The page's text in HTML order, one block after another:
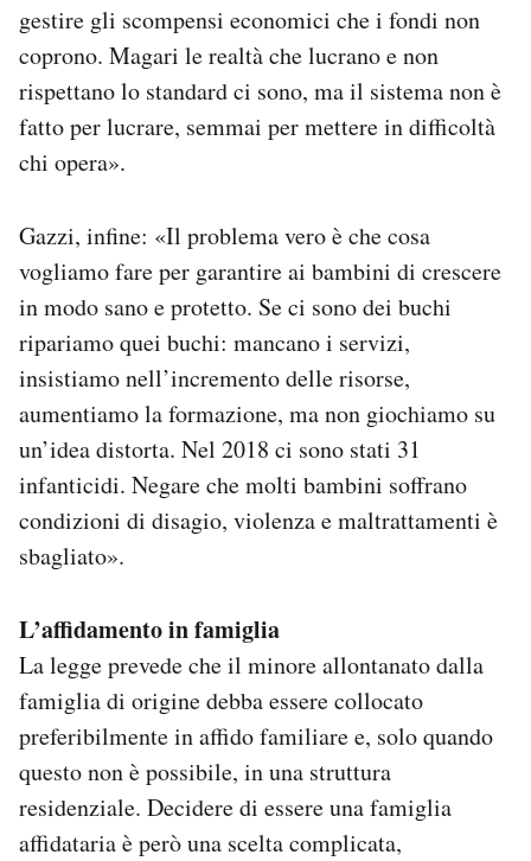
gestire gli scompensi economici che i fondi non
coprono. Magari le realtà che lucrano e non
rispettano lo standard ci sono, ma il sistema non è
fatto per lucrare, semmai per mettere in difficoltà
chi opera».
Gazzi, infine: «Il problema vero è che cosa
vogliamo fare per garantire ai bambini di crescere
in modo sano e protetto. Se ci sono dei buchi
ripariamo quei buchi: mancano i servizi,
insistiamo nell’incremento delle risorse,
aumentiamo la formazione, ma non giochiamo su
un’idea distorta. Nel 2018 ci sono stati 31
infanticidi. Negare che molti bambini soffrano
condizioni di disagio, violenza e maltrattamenti è
sbagliato».
L’affidamento in famiglia
La legge prevede che il minore allontanato dalla
famiglia di origine debba essere collocato
preferibilmente in affido familiare e, solo quando
questo non è possibile, in una struttura
residenziale. Decidere di essere una famiglia
affidataria è però una scelta complicata,